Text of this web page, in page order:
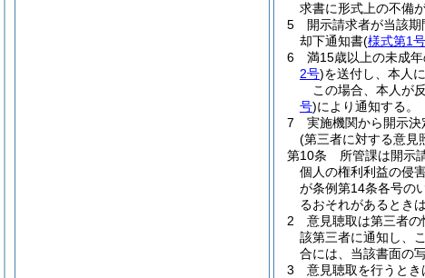
求書に形式上の不備
5
開示請求者が当該
却下通知書(様式第1号
6
満15歳以上の未成
2号)を送付し、本人
この場合、本人が
号)により通知する。
7
実施機関から開示決
(第三者に対する意見
第10条
所管課は開示
個人の権利利益の侵
が条例第14条各号の
るおそれがあるとき
2
意見聴取は第三者
該第三者に通知し、
合には、当該書面の
3
意見聴取を行うとき